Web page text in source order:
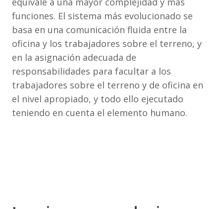
funciones. El sistema más evolucionado se
basa en una comunicación fluida entre la
oficina y los trabajadores sobre el terreno, y
en la asignación adecuada de
responsabilidades para facultar a los
trabajadores sobre el terreno y de oficina en
el nivel apropiado, y todo ello ejecutado
teniendo en cuenta el elemento humano.